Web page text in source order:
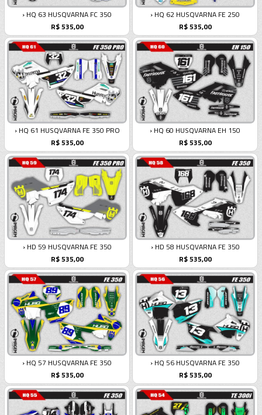
› HQ 63 HUSQVARNA FC 350
R$ 535,00
› HQ 62 HUSQVARNA FE 250
R$ 535,00
› HQ 61 HUSQVARNA FE 350 PRO
R$ 535,00
› HQ 60 HUSQVARNA EH 150
R$ 535,00
› HD 59 HUSQVARNA FE 350
R$ 535,00
› HD 58 HUSQVARNA FE 350
R$ 535,00
› HQ 57 HUSQVARNA FE 350
R$ 535,00
› HQ 56 HUSQVARNA FE 350
R$ 535,00